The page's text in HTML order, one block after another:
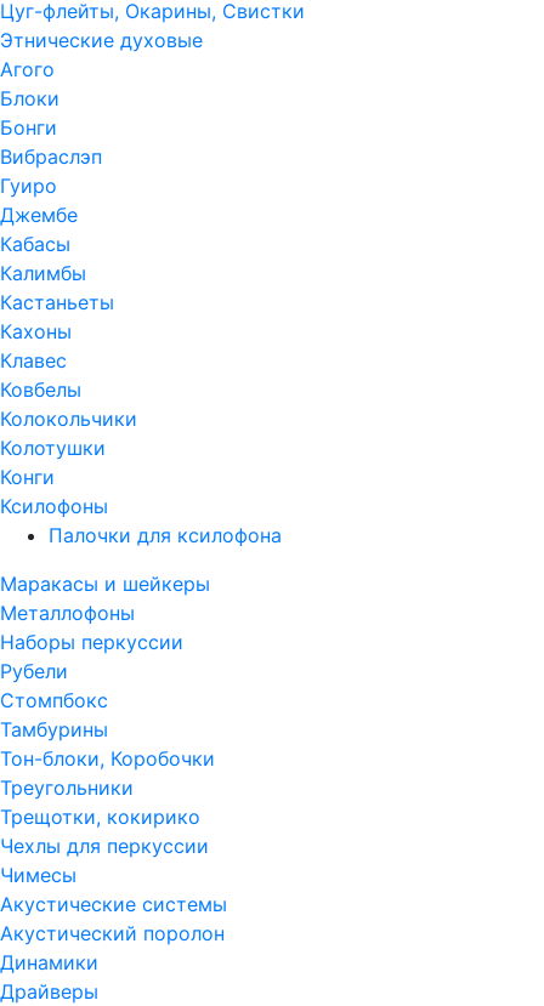
Цуг-флейты, Окарины, Свистки
Этнические духовые
Агого
Блоки
Бонги
Вибраслэп
Гуиро
Джембе
Кабасы
Калимбы
Кастаньеты
Кахоны
Клавес
Ковбелы
Колокольчики
Колотушки
Конги
Ксилофоны
Палочки для ксилофона
Маракасы и шейкеры
Металлофоны
Наборы перкуссии
Рубели
Стомпбокс
Тамбурины
Тон-блоки, Коробочки
Треугольники
Трещотки, кокирико
Чехлы для перкуссии
Чимесы
Акустические системы
Акустический поролон
Динамики
Драйверы